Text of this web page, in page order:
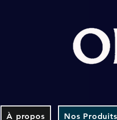
À propos Nos Produits